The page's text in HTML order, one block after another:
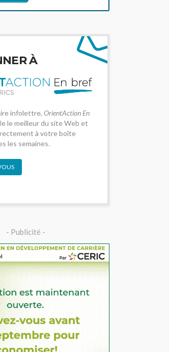
À
infolettre, OrientAction En
le meilleur du site Web et
à votre boîte
les semaines.
- Publicité -